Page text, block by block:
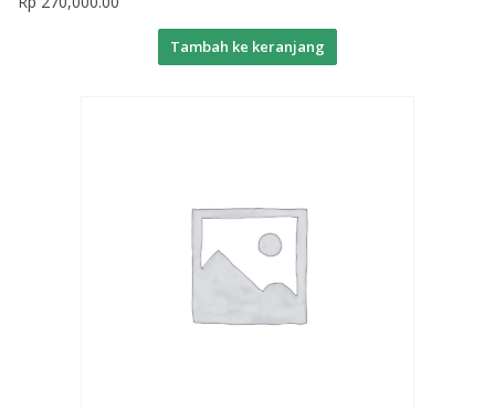
Tambah ke keranjang